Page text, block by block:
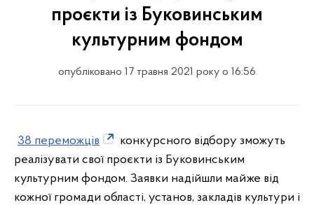
проєкти із Буковинським
культурним фондом
опубліковано 17 травня 2021 року о 16:56
38 переможців
конкурсного відбору зможуть
реалізувати свої проєкти із Буковинським
культурним фондом. Заявки надійшли майже від
кожної громади області, установ, закладів культури і